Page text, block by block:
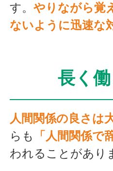
す。 やりながら覚
ないように迅速な
長く
人間関係の良さは
らも
「人間関係
われることがあり